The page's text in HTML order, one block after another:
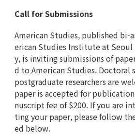
Call for Submissions
American Studies, published bi-
erican Studies Institute at
y, is inviting submissions of
d to American Studies. Doctoral
postgraduate researchers are
paper is accepted for
nuscript fee of $200. If you are
ting your paper, please follow
ed below.